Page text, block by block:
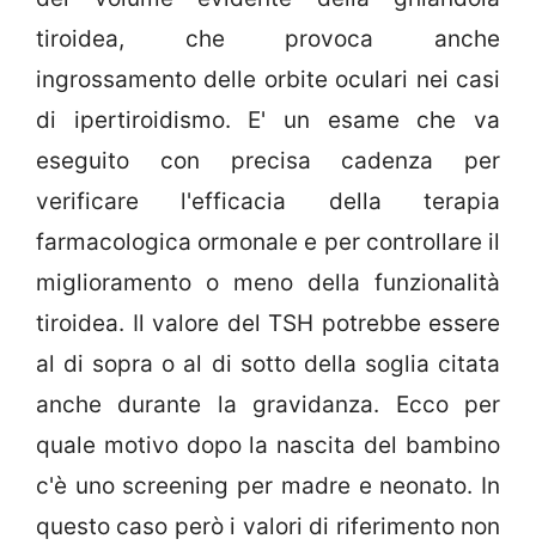
tiroidea, che provoca anche
ingrossamento delle orbite oculari nei casi
di ipertiroidismo. E' un esame che va
eseguito con precisa cadenza per
verificare l'efficacia della terapia
farmacologica ormonale e per controllare il
miglioramento o meno della funzionalità
tiroidea. Il valore del TSH potrebbe essere
al di sopra o al di sotto della soglia citata
anche durante la gravidanza. Ecco per
quale motivo dopo la nascita del bambino
c'è uno screening per madre e neonato. In
questo caso però i valori di riferimento non